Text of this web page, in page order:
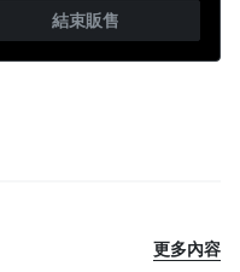
結束販售
更多內容